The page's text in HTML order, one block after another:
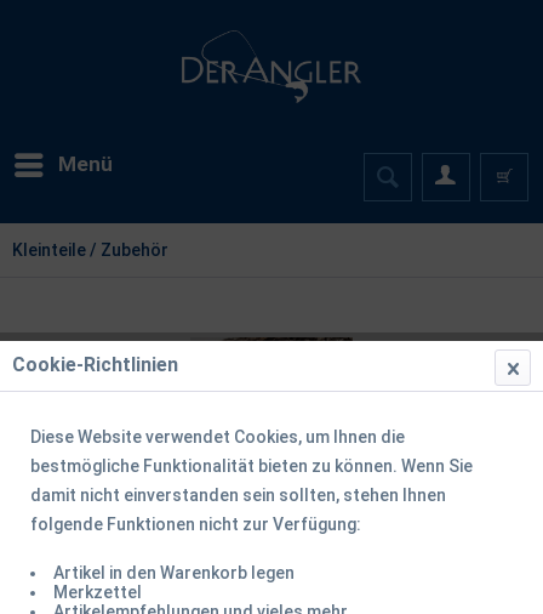
Menü
Kleinteile / Zubehör
Cookie-Richtlinien
Diese Website verwendet Cookies, um Ihnen die
bestmögliche Funktionalität bieten zu können. Wenn Sie
damit nicht einverstanden sein sollten, stehen Ihnen
folgende Funktionen nicht zur Verfügung:
Artikel in den Warenkorb legen
Merkzettel